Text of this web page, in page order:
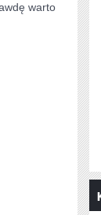
warto